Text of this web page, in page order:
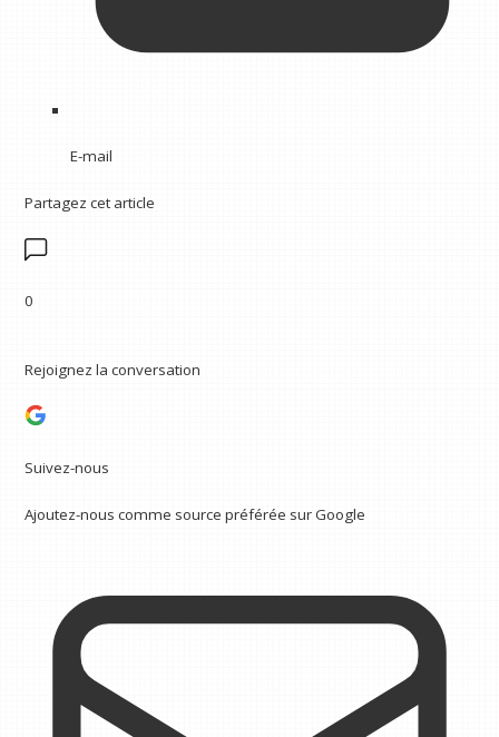
E-mail
Partagez cet article
0
Rejoignez la conversation
Suivez-nous
Ajoutez-nous comme source préférée sur Google